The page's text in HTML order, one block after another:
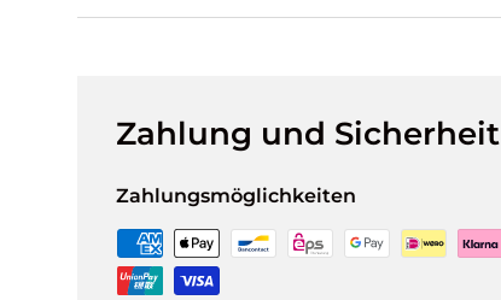
Zahlung und Sicherheit
Zahlungsmöglichkeiten